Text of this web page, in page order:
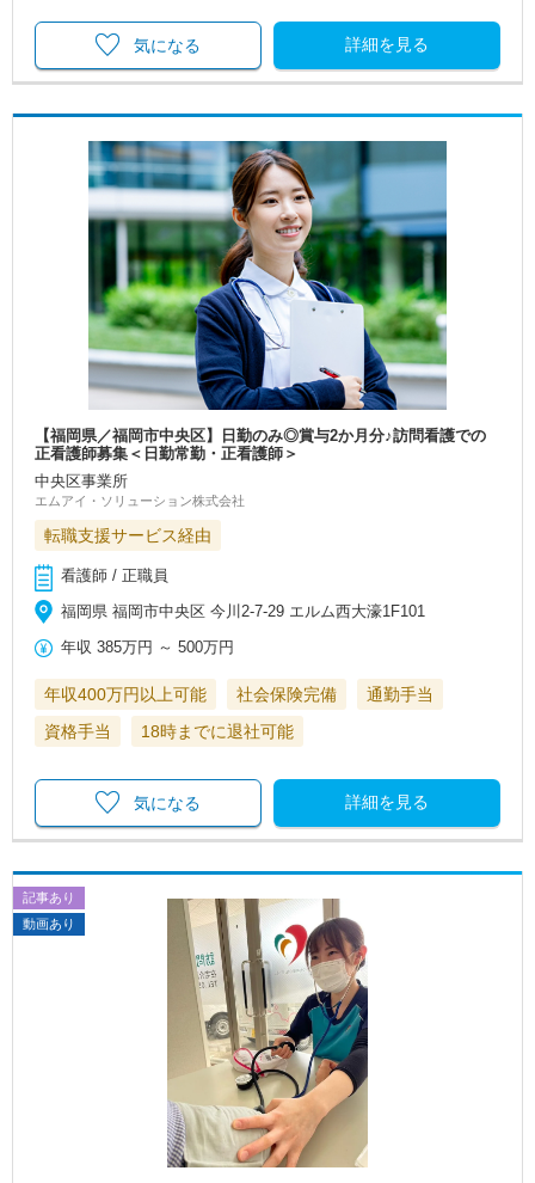
詳細を見る
気になる
【福岡県／福岡市中央区】日勤のみ◎賞与2か月分♪訪問看護での
正看護師募集＜日勤常勤・正看護師＞
中央区事業所
エムアイ・ソリューション株式会社
転職支援サービス経由
看護師 / 正職員
福岡県 福岡市中央区 今川2-7-29 エルム西大濠1F101
年収 385万円 ～500万円
年収400万円以上可能 社会保険完備
通勤手当
資格手当
18時までに退社可能
詳細を見る
気になる
記事あり
動画あり